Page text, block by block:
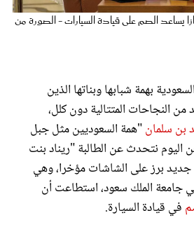
يساعد الصم على قيادة السيارات - الصورة من
بهمة شبابها وبناتها الذين
النجاحات المتتالية دون كلل،
بن سلمان"همة السعوديين مثل جبل
نتحدث عن الطالبة "ريناد بنت
برز على الشاشات مؤخرا، وهي
جامعة الملك سعود، استطاعت أن
في قيادة السيارة.
مجلة سيدتي
غلاف رفمي